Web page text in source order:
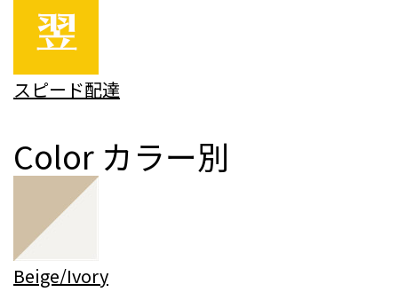
スピード配達
Color カラー別
Beige/Ivory